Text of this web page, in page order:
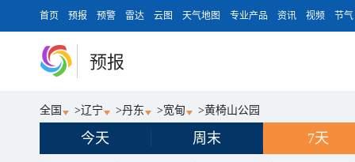
首页 预报 预警 雷达 云图 天气地图 专业产品 资讯 视频 节气
预报
全国 >辽宁 >丹东 >宽甸 >黄椅山公园
今天 周末 7天